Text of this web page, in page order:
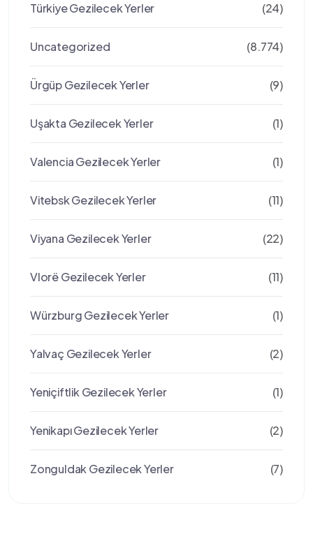
Türkiye Gezilecek Yerler (24)
Uncategorized (8.774)
Ürgüp Gezilecek Yerler (9)
Uşakta Gezilecek Yerler (1)
Valencia Gezilecek Yerler (1)
Vitebsk Gezilecek Yerler (11)
Viyana Gezilecek Yerler (22)
Vlorë Gezilecek Yerler (11)
Würzburg Gezilecek Yerler (1)
Yalvaç Gezilecek Yerler (2)
Yeniçiftlik Gezilecek Yerler (1)
Yenikapı Gezilecek Yerler (2)
Zonguldak Gezilecek Yerler (7)